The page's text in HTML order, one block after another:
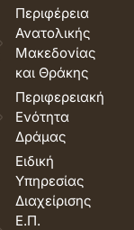
Περιφέρεια
Ανατολικής
Μακεδονίας
και Θράκης
Περιφερειακή
Ενότητα
Δράμας
Ειδική
Υπηρεσίας
Διαχείρισης
Ε.Π.